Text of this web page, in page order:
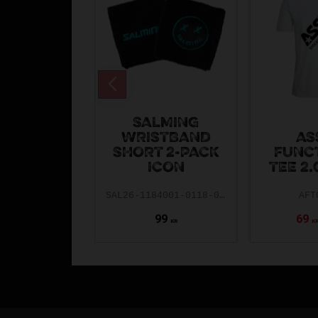
SALMING
WRISTBAND
SHORT 2-PACK
ICON
99 KR
TEE
69 KR